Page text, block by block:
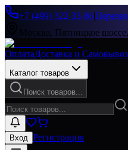
+7 (499) 322-33-86|
Москва, Пятницкое
ОплатаДоставка и Самовывоз
Каталог товаров
Поиск товаров...
Вход Регистрация